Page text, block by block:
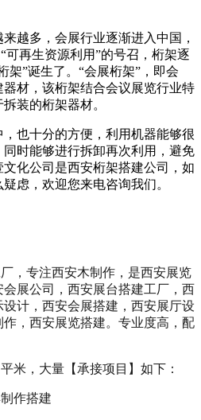
多，会展行业逐渐进入中国，
可再生资源利用”的号召，桁架逐
架”诞生了。“会展桁架”，即会
材，该桁架结合会议展览行业特
装的桁架器材。
也十分的方便，利用机器能够很
时能够进行拆卸再次利用，避免
化公司是西安桁架搭建公司，如
虑，欢迎您来电咨询我们。
，专注西安木制作，是西安展览
展公司，西安展台搭建工厂，西
计，西安会展搭建，西安展厅设
，西安展览搭建。专业度高，配
米，大量【承接项目】如下：
作搭建